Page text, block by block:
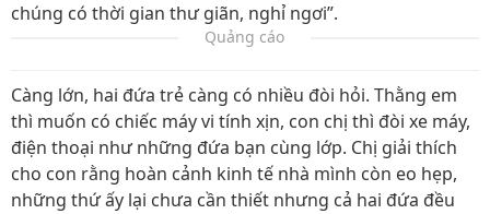
chúng có thời gian thư giãn, nghỉ ngơi”.
Quảng cáo
Càng lớn, hai đứa trẻ càng có nhiều đòi hỏi. Thằng em
thì muốn có chiếc máy vi tính xịn, con chị thì đòi xe máy,
điện thoại như những đứa bạn cùng lớp. Chị giải thích
cho con rằng hoàn cảnh kinh tế nhà mình còn eo hẹp,
những thứ ấy lại chưa cần thiết nhưng cả hai đứa đều